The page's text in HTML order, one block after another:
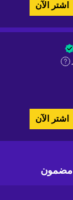
اشتر الآن
اشتر الآن
مضمون